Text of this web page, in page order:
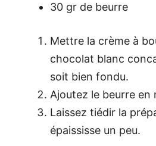
30 gr de beurre
Mettre la crème à
chocolat blanc
soit bien fondu.
Ajoutez le beurre en
Laissez tiédir la
épaississe un peu.